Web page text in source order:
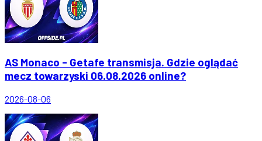
AS Monaco - Getafe transmisja. Gdzie oglądać
mecz towarzyski 06.08.2026 online?
2026-08-06